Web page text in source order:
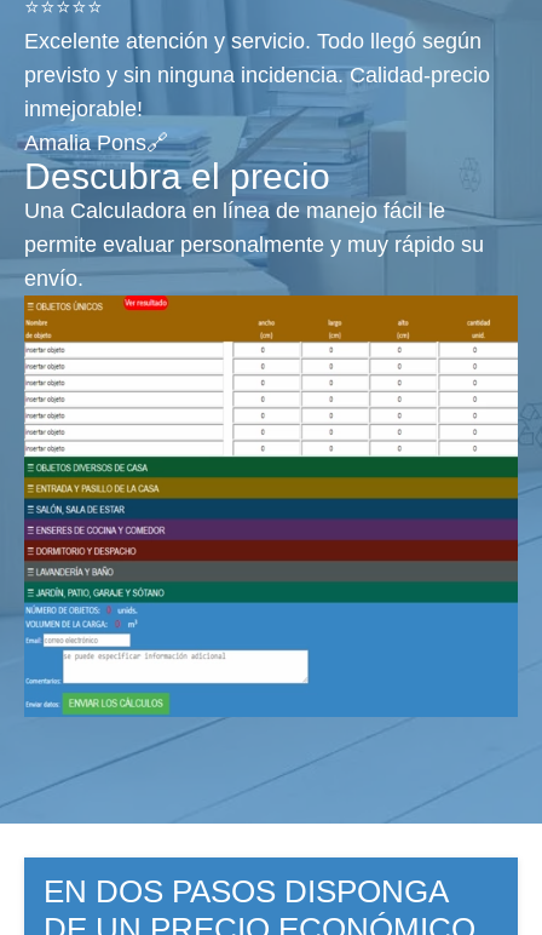
⭐⭐⭐⭐⭐
Excelente atención y servicio. Todo llegó según
previsto y sin ninguna incidencia. Calidad-precio
inmejorable!
Amalia Pons🔗
Descubra el precio
Una Calculadora en línea de manejo fácil le
permite evaluar personalmente y muy rápido su
envío.
EN DOS PASOS DISPONGA